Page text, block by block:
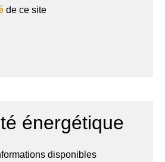
de ce site
énergétique
disponibles